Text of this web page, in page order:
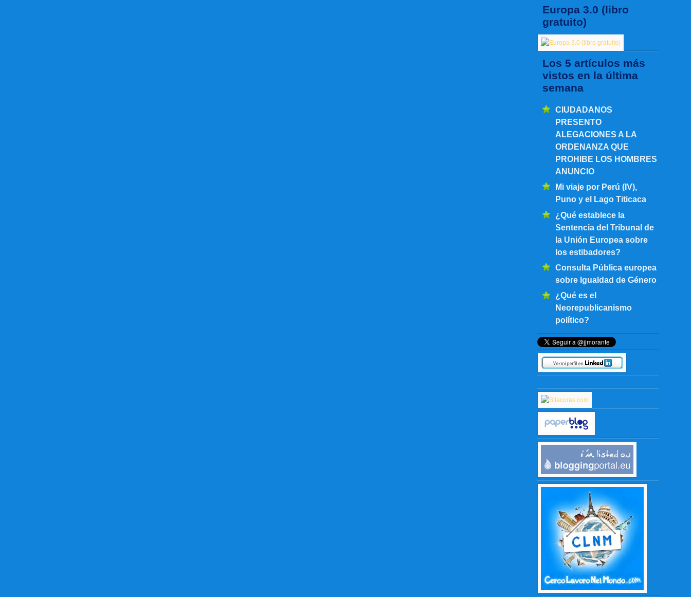
Europa 3.0 (libro
gratuito)
Los 5 artículos más
vistos en la última
semana
CIUDADANOS
PRESENTO
ALEGACIONES A LA
ORDENANZA QUE
PROHIBE LOS HOMBRES
ANUNCIO
Mi viaje por Perú (IV),
Puno y el Lago Titicaca
¿Qué establece la
Sentencia del Tribunal de
la Unión Europea sobre
los estibadores?
Consulta Pública europea
sobre Igualdad de Género
¿Qué es el
Neorepublicanismo
político?